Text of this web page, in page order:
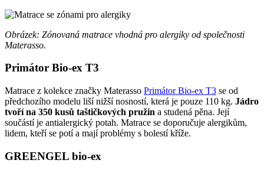
Obrázek: Zónovaná matrace vhodná pro alergiky od společnosti
Materasso.
Primátor Bio-ex T3
Matrace z kolekce značky Materasso Primátor Bio-ex T3 se od
předchozího modelu liší nižší nosností, která je pouze 110 kg. Jádro
tvoří na 350 kusů taštičkových pružin a studená pěna. Její
součástí je antialergický potah. Matrace se doporučuje alergikům,
lidem, kteří se potí a mají problémy s bolestí kříže.
GREENGEL bio-ex